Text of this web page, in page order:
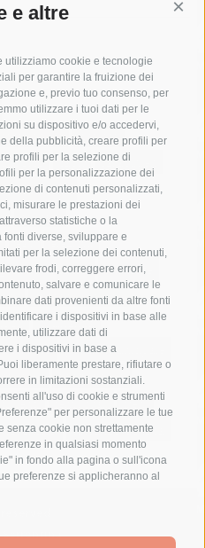
e altre
utilizziamo cookie e tecnologie
per garantire la fruizione dei
e, previo tuo consenso, per
utilizzare i tuoi dati per le
su dispositivo e/o accedervi,
della pubblicità, creare profili per
profili per la selezione di
per la personalizzazione dei
di contenuti personalizzati,
misurare le prestazioni dei
statistiche o la
diverse, sviluppare e
per la selezione dei contenuti,
frodi, correggere errori,
salvare e comunicare le
dati provenienti da altre fonti
i dispositivi in base alle
utilizzare dati di
i dispositivi in base a
liberamente prestare, rifiutare o
in limitazioni sostanziali.
all'uso di cookie e strumenti
per personalizzare le tue
senza cookie non strettamente
in qualsiasi momento
in fondo alla pagina o sull'icona
preferenze si applicheranno al
arresto
porto capri
carabinieri
contagi
eav
elezioni
costiera
incidente
massa lubrense
ordinanza
polizia municipale
sant'agnello
temporali
treni
fiorentino vincenzo de luca
Sorrentina